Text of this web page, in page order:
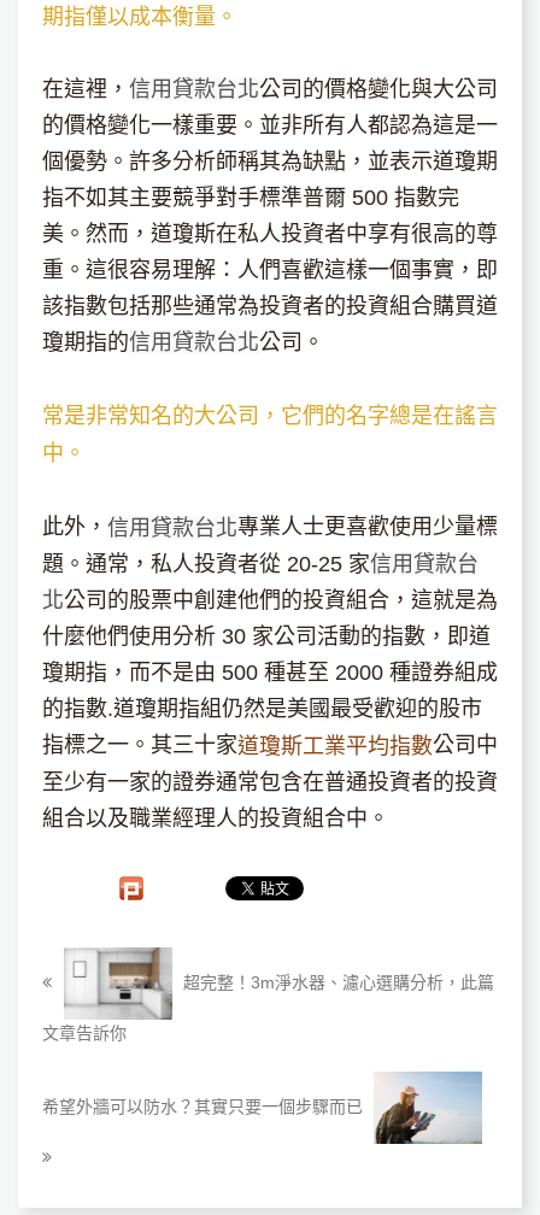
期指僅以成本衡量。
在這裡， 信用貸款台北公司的價格變化與大公司
的價格變化一樣重要。並非所有人都認為這是一
個優勢。許多分析師稱其為缺點，並表示道瓊期
指不如其主要競爭對手標準普爾 500 指數完
美。然而，道瓊斯在私人投資者中享有很高的尊
重。這很容易理解：人們喜歡這樣一個事實，即
該指數包括那些通常為投資者的投資組合購買道
瓊期指的信用貸款台北公司。
常是非常知名的大公司，它們的名字總是在謠言
中。
此外， 信用貸款台北專業人士更喜歡使用少量標
題。通常，私人投資者從 20-25 家信用貸款台
北公司的股票中創建他們的投資組合，這就是為
什麼他們使用分析 30 家公司活動的指數，即道
瓊期指，而不是由 500 種甚至 2000 種證券組成
的指數.道瓊期指組仍然是美國最受歡迎的股市
指標之一。其三十家道瓊斯工業平均指數公司中
至少有一家的證券通常包含在普通投資者的投資
組合以及職業經理人的投資組合中。
超完整！3m淨水器、濾心選購分析，此篇
文章告訴你
希望外牆可以防水？其實只要一個步驟而已